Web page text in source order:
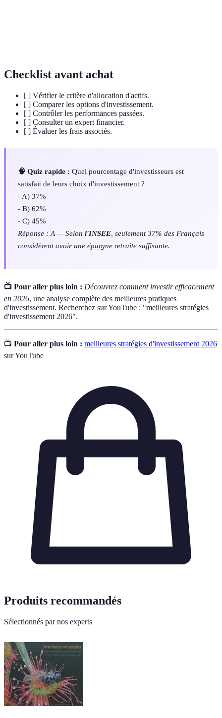
Checklist avant achat
[ ] Vérifier le critère d'allocation d'actifs.
[ ] Comparer les options d'investissement.
[ ] Contrôler les performances passées.
[ ] Consulter un expert financier.
[ ] Évaluer les frais associés.
🧠 Quiz rapide : Quel pourcentage d'investisseurs est
satisfait de leurs choix d'investissement ?
- A) 37%
- B) 62%
- C) 45%
Réponse : A — Selon l'INSEE , seulement 37% des Français
considèrent avoir une épargne retraite suffisante.
📺 Pour aller plus loin : Découvrez comment investir efficacement
en 2026, une analyse complète des meilleures pratiques
d'investissement. Recherchez sur YouTube : "meilleures stratégies
d'investissement 2026".
📺 Pour aller plus loin : meilleures stratégies d'investissement 2026
sur YouTube
Produits recommandés
Sélectionnés par nos experts